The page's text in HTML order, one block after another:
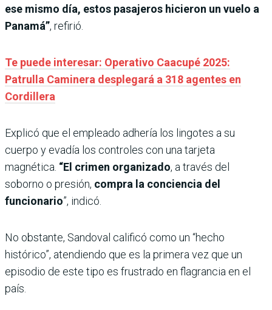
ese mismo día, estos pasajeros hicieron un vuelo a
Panamá”, refirió.
Te puede interesar: Operativo Caacupé 2025:
Patrulla Caminera desplegará a 318 agentes en
Cordillera
Explicó que el empleado adhería los lingotes a su
cuerpo y evadía los controles con una tarjeta
magnética. “El crimen organizado, a través del
soborno o presión, compra la conciencia del
funcionario”, indicó.
No obstante, Sandoval calificó como un “hecho
histórico”, atendiendo que es la primera vez que un
episodio de este tipo es frustrado en flagrancia en el
país.